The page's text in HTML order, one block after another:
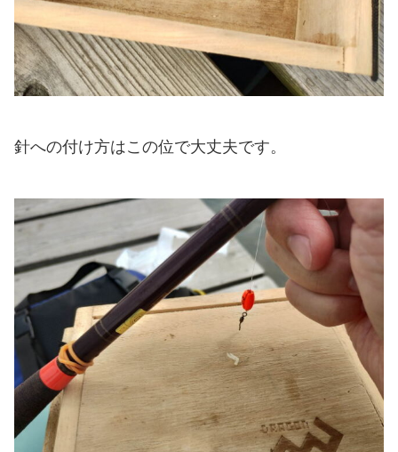
針への付け方はこの位で大丈夫です。